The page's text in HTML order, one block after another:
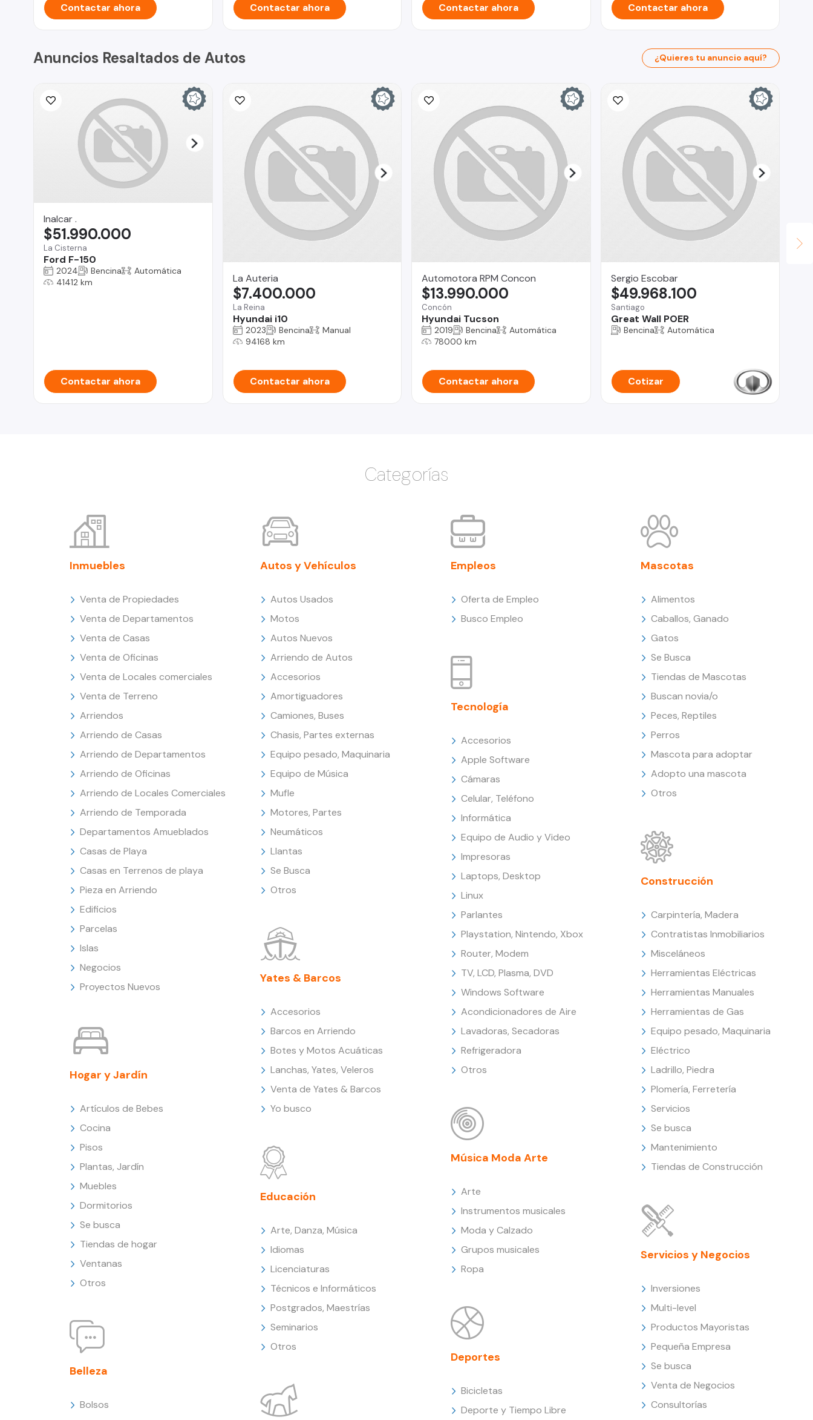
Contactar ahora Contactar ahora Contactar ahora Contactar ahora
Anuncios Resaltados de Autos ¿Quieres tu anuncio aquí?
Inalcar .
La Cisterna
Ford F-150
$51.990.000
2024 Bencina
Automática
41412 km
Contactar ahora
La Auteria
La Reina
Hyundai i10
$7.400.000
2023 Bencina
Manual
94168 km
Contactar ahora
Automotora RPM Concon
Concón
Hyundai Tucson
$13.990.000
2019 Bencina
Automática
78000 km
Contactar ahora
Sergio Escobar
Santiago
Great Wall POER
$49.968.100
Bencina Automática
Cotizar
Categorías
Inmuebles
Venta de Propiedades
Venta de Departamentos
Venta de Casas
Venta de Oficinas
Venta de Locales comerciales
Venta de Terreno
Arriendos
Arriendo de Casas
Arriendo de Departamentos
Arriendo de Oficinas
Arriendo de Locales Comerciales
Arriendo de Temporada
Departamentos Amueblados
Casas de Playa
Casas en Terrenos de playa
Pieza en Arriendo
Edificios
Parcelas
Islas
Negocios
Proyectos Nuevos
Hogar y Jardín
Artículos de Bebes
Cocina
Pisos
Plantas, Jardín
Muebles
Dormitorios
Se busca
Tiendas de hogar
Ventanas
Otros
Belleza
Bolsos
Autos y Vehículos
Autos Usados
Motos
Autos Nuevos
Arriendo de Autos
Accesorios
Amortiguadores
Camiones, Buses
Chasis, Partes externas
Equipo pesado, Maquinaria
Equipo de Música
Mufle
Motores, Partes
Neumáticos
Llantas
Se Busca
Otros
Yates & Barcos
Accesorios
Barcos en Arriendo
Botes y Motos Acuáticas
Lanchas, Yates, Veleros
Venta de Yates & Barcos
Yo busco
Educación
Arte, Danza, Música
Idiomas
Licenciaturas
Técnicos e Informáticos
Postgrados, Maestrías
Seminarios
Otros
Empleos
Oferta de Empleo
Busco Empleo
Tecnología
Accesorios
Apple Software
Cámaras
Celular, Teléfono
Informática
Equipo de Audio y Video
Impresoras
Laptops, Desktop
Linux
Parlantes
Playstation, Nintendo, Xbox
Router, Modem
TV, LCD, Plasma, DVD
Windows Software
Acondicionadores de Aire
Lavadoras, Secadoras
Refrigeradora
Otros
Música Moda Arte
Arte
Instrumentos musicales
Moda y Calzado
Grupos musicales
Ropa
Deportes
Bicicletas
Deporte y Tiempo Libre
Mascotas
Alimentos
Caballos, Ganado
Gatos
Se Busca
Tiendas de Mascotas
Buscan novia/o
Peces, Reptiles
Perros
Mascota para adoptar
Adopto una mascota
Otros
Construcción
Carpintería, Madera
Contratistas Inmobiliarios
Misceláneos
Herramientas Eléctricas
Herramientas Manuales
Herramientas de Gas
Equipo pesado, Maquinaria
Eléctrico
Ladrillo, Piedra
Plomería, Ferretería
Servicios
Se busca
Mantenimiento
Tiendas de Construcción
Servicios y Negocios
Inversiones
Multi-level
Productos Mayoristas
Pequeña Empresa
Se busca
Venta de Negocios
Consultorías